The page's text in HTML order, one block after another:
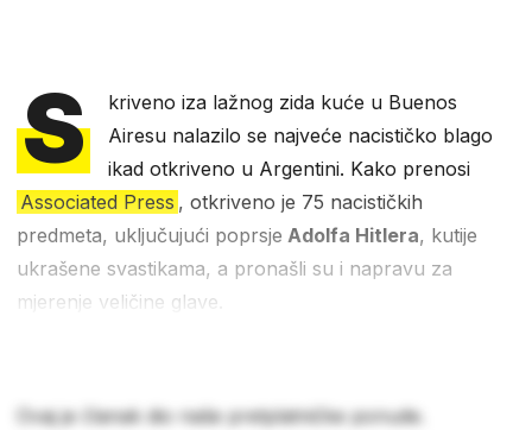
S
kriveno iza lažnog zida kuće u Buenos
Airesu nalazilo se najveće nacističko blago
ikad otkriveno u Argentini. Kako prenosi
Associated Press , otkriveno je 75 nacističkih
predmeta, uključujući poprsje Adolfa Hitlera, kutije
ukrašene svastikama, a pronašli su i napravu za
mjerenje veličine glave.
Ovaj je članak dio naše pretplatničke ponude.